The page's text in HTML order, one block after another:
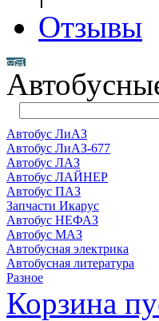
Отзывы
Автобус ЛиАЗ
Автобус ЛиАЗ-677
Автобус ЛАЗ
Автобус ЛАЙНЕР
Автобус ПАЗ
Запчасти Икарус
Автобус НЕФАЗ
Автобус МАЗ
Автобусная электрика
Автобусная литература
Разное
Корзина